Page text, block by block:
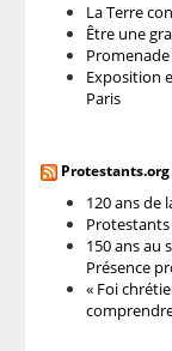
La Terre
Être une
Exposition
Paris
Protestants.org
120 ans de
Protestants
150 ans au
Présence
« Foi